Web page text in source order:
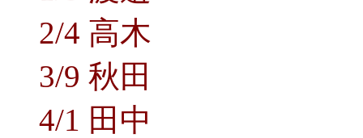
2/4 高木
3/9 秋田
4/1 田中